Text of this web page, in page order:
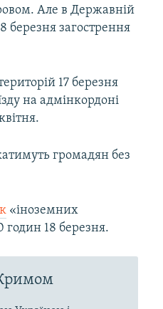
Але в Державній
березня загострення
17 березня
на адмінкордоні
громадян без
«іноземних
18 березня.